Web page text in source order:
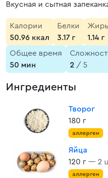
Вкусная и сытная
Калории
50.96 ккал
Белки
3.17 г
1.14 г
Общее время
50 мин
2 / 5
Ингредиенты
Творог
180 г
аллерген
Яйца
120 г — 2
аллерген